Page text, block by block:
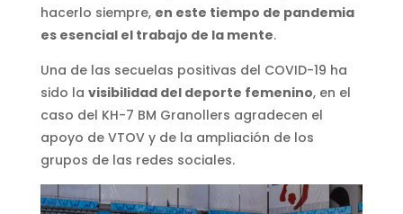
hacerlo siempre, en este tiempo de pandemia
es esencial el trabajo de la mente.
Una de las secuelas positivas del COVID-19 ha
sido la visibilidad del deporte femenino, en el
caso del KH-7 BM Granollers agradecen el
apoyo de VTOV y de la ampliación de los
grupos de las redes sociales.